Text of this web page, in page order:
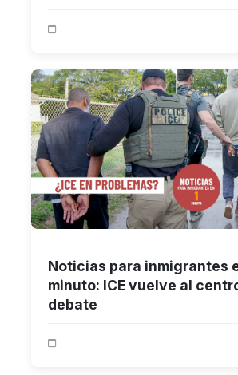
Noticias para inmigrantes
minuto: ICE vuelve al
debate